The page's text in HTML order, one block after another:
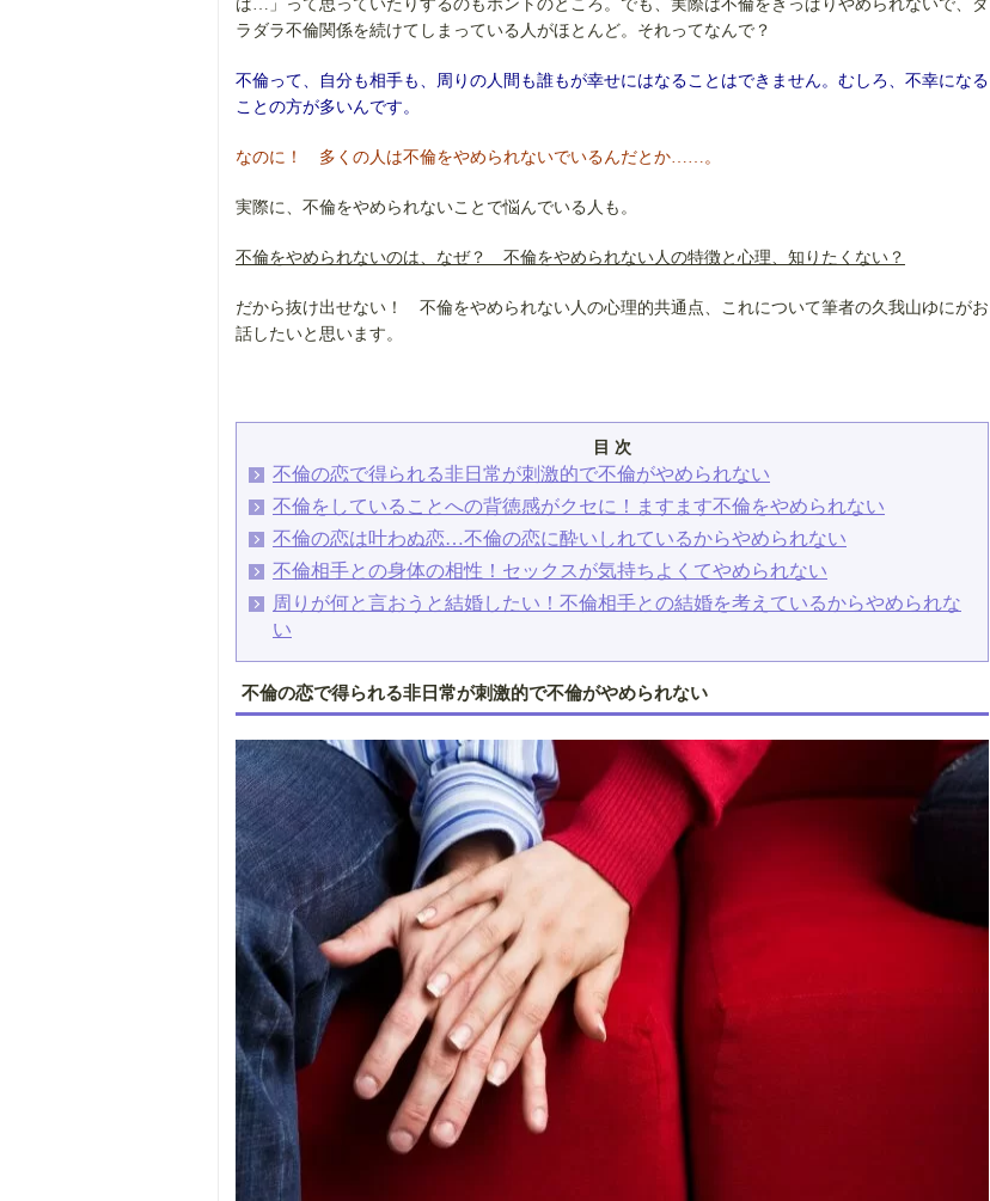
ば…」って思っていたりするのもホントのところ。でも、実際は不倫をきっぱりやめられないで、ダ
ラダラ不倫関係を続けてしまっている人がほとんど。それってなんで？
不倫って、自分も相手も、周りの人間も誰もが幸せにはなることはできません。むしろ、不幸になる
ことの方が多いんです。
なのに！ 多くの人は不倫をやめられないでいるんだとか……。
実際に、不倫をやめられないことで悩んでいる人も。
不倫をやめられないのは、なぜ？ 不倫をやめられない人の特徴と心理、知りたくない？
だから抜け出せない！ 不倫をやめられない人の心理的共通点、これについて筆者の久我山ゆにがお
話したいと思います。
目 次
不倫の恋で得られる非日常が刺激的で不倫がやめられない
不倫をしていることへの背徳感がクセに！ますます不倫をやめられない
不倫の恋は叶わぬ恋…不倫の恋に酔いしれているからやめられない
不倫相手との身体の相性！セックスが気持ちよくてやめられない
周りが何と言おうと結婚したい！不倫相手との結婚を考えているからやめられな
い
不倫の恋で得られる非日常が刺激的で不倫がやめられない